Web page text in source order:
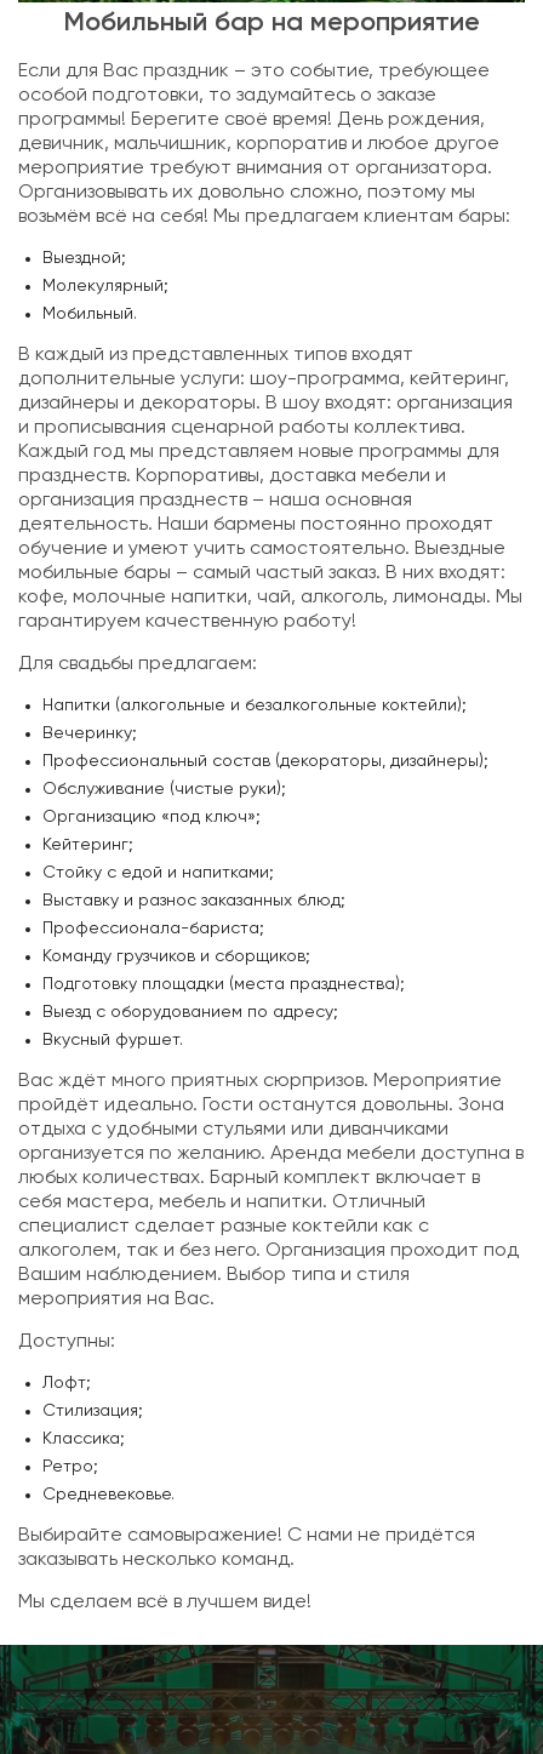
Мобильный бар на мероприятие
Если для Вас праздник – это событие, требующее
особой подготовки, то задумайтесь о заказе
программы! Берегите своё время! День рождения,
девичник, мальчишник, корпоратив и любое другое
мероприятие требуют внимания от организатора.
Организовывать их довольно сложно, поэтому мы
возьмём всё на себя! Мы предлагаем клиентам бары:
Выездной;
Молекулярный;
Мобильный.
В каждый из представленных типов входят
дополнительные услуги: шоу-программа, кейтеринг,
дизайнеры и декораторы. В шоу входят: организация
и прописывания сценарной работы коллектива.
Каждый год мы представляем новые программы для
празднеств. Корпоративы, доставка мебели и
организация празднеств – наша основная
деятельность. Наши бармены постоянно проходят
обучение и умеют учить самостоятельно. Выездные
мобильные бары – самый частый заказ. В них входят:
кофе, молочные напитки, чай, алкоголь, лимонады. Мы
гарантируем качественную работу!
Для свадьбы предлагаем:
Напитки (алкогольные и безалкогольные коктейли);
Вечеринку;
Профессиональный состав (декораторы, дизайнеры);
Обслуживание (чистые руки);
Организацию «под ключ»;
Кейтеринг;
Стойку с едой и напитками;
Выставку и разнос заказанных блюд;
Профессионала-бариста;
Команду грузчиков и сборщиков;
Подготовку площадки (места празднества);
Выезд с оборудованием по адресу;
Вкусный фуршет.
Вас ждёт много приятных сюрпризов. Мероприятие
пройдёт идеально. Гости останутся довольны. Зона
отдыха с удобными стульями или диванчиками
организуется по желанию. Аренда мебели доступна в
любых количествах. Барный комплект включает в
себя мастера, мебель и напитки. Отличный
специалист сделает разные коктейли как с
алкоголем, так и без него. Организация проходит под
Вашим наблюдением. Выбор типа и стиля
мероприятия на Вас.
Доступны:
Лофт;
Стилизация;
Классика;
Ретро;
Средневековье.
Выбирайте самовыражение! С нами не придётся
заказывать несколько команд.
Мы сделаем всё в лучшем виде!